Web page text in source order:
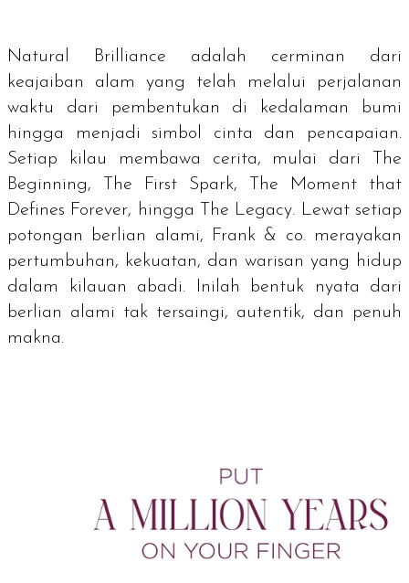
Natural Brilliance adalah cerminan dari
keajaiban alam yang telah melalui perjalanan
waktu dari pembentukan di kedalaman bumi
hingga menjadi simbol cinta dan pencapaian.
Setiap kilau membawa cerita, mulai dari
The
Beginning, The First Spark, The Moment that
Defines Forever, hingga The Legacy. Lewat setiap
potongan berlian alami, Frank & co. merayakan
pertumbuhan, kekuatan, dan warisan yang hidup
dalam kilauan abadi. Inilah bentuk nyata dari
berlian alami tak tersaingi, autentik, dan penuh
makna.